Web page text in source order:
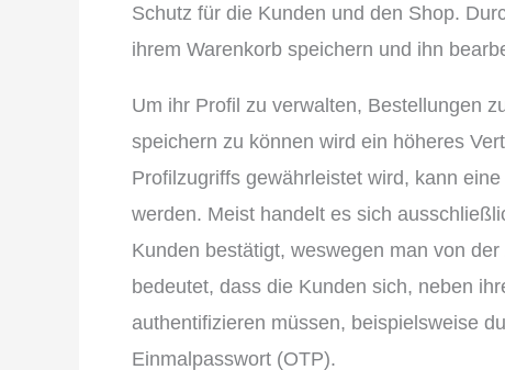
Schutz für die Kunden und den Shop.
ihrem Warenkorb speichern und ihn
Um ihr Profil zu verwalten, Bestellungen
speichern zu können wird ein höheres
Profilzugriffs gewährleistet wird, kann eine
werden. Meist handelt es sich
Kunden bestätigt, weswegen man von
bedeutet, dass die Kunden sich, neben
authentifizieren müssen, beispielsweise
Einmalpasswort (OTP).